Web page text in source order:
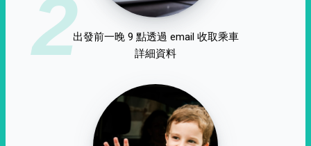
2出發前一晚 9 點透過 email 收取乘車
詳細資料